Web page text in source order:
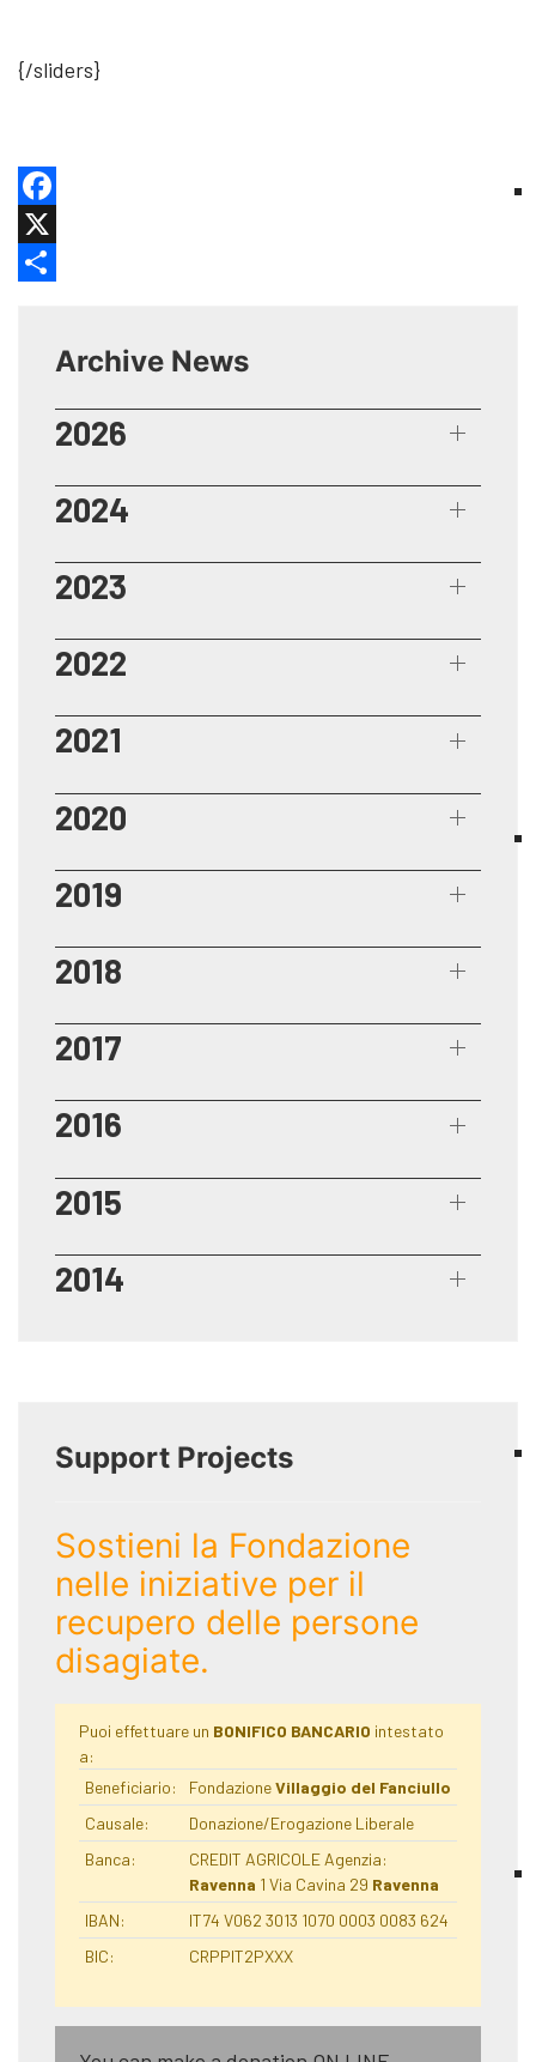
{/sliders}
Facebook
X
Archive News
2026
2024
2023
2022
2021
2020
2019
2018
2017
2016
2015
2014
Support Projects
Sostieni la Fondazione
nelle iniziative per il
recupero delle persone
disagiate.
Puoi effettuare un BONIFICO BANCARIO intestato
a:
Beneficiario:
FondazioneVillaggio del Fanciullo
Causale:
Donazione/Erogazione Liberale
Banca:
CREDIT AGRICOLE Agenzia:
Ravenna 1 Via Cavina 29 Ravenna
IBAN:
IT74 V062 3013 1070 0003 0083 624
BIC:
CRPPIT2PXXX